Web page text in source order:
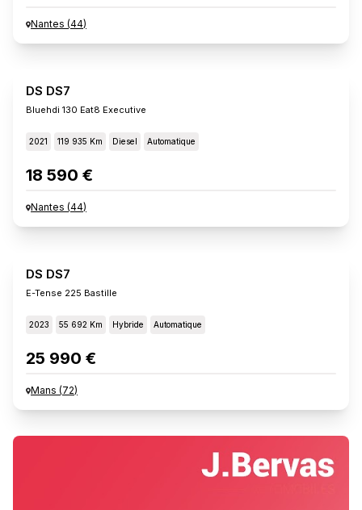
Nantes (44)
DS DS7
Bluehdi 130 Eat8 Executive
2021 119 935 Km Diesel Automatique
18 590 €
Nantes (44)
DS DS7
E-Tense 225 Bastille
2023 55 692 Km Hybride Automatique
25 990 €
Mans (72)